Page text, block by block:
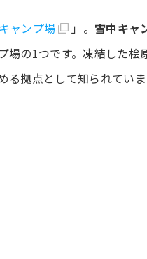
ャンプ場 」。 雪中キャ
場の1つです。凍結した桧
拠点として知られていま